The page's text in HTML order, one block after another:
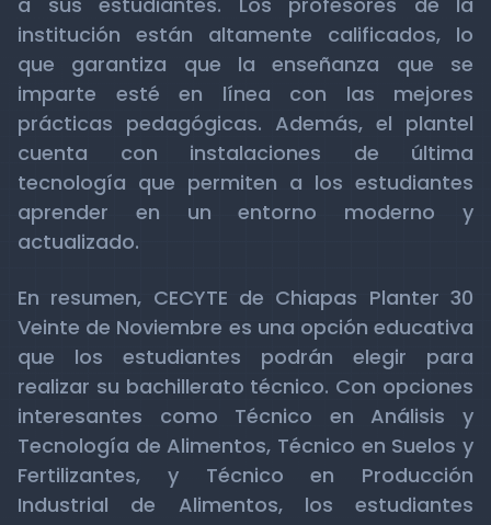
institución están altamente calificados, lo
que garantiza que la enseñanza que se
imparte esté en línea con las mejores
prácticas pedagógicas. Además, el plantel
cuenta con instalaciones de última
tecnología que permiten a los estudiantes
aprender en un entorno moderno y
actualizado.
En resumen, CECYTE de Chiapas Planter 30
Veinte de Noviembre es una opción educativa
que los estudiantes podrán elegir para
realizar su bachillerato técnico. Con opciones
interesantes como Técnico en Análisis y
Tecnología de Alimentos, Técnico en Suelos y
Fertilizantes, y Técnico en Producción
Industrial de Alimentos, los estudiantes